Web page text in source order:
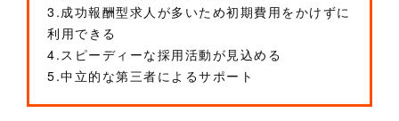
3.成功報酬型求人が多いため初期費用をかけずに
利用できる
4.スピーディーな採用活動が見込める
5.中立的な第三者によるサポート